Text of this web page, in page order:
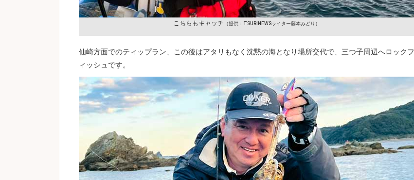
こちらもキャッチ （提供：TSURINEWSライター藤本みどり）
仙崎方面でのティップラン、この後はアタリもなく沈黙の海となり場所交代で、三つ子周辺へロックフ
ィッシュです。